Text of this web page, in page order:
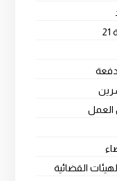
العمل
القضائية